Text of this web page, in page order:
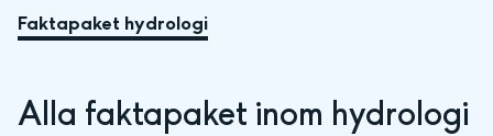
Faktapaket hydrologi
Alla faktapaket inom hydrologi